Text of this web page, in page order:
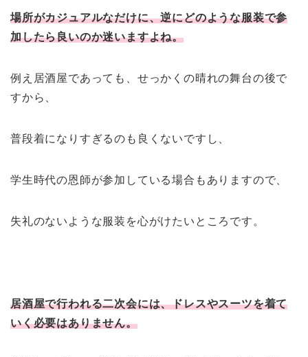
場所がカジュアルなだけに、逆にどのような服装で参
加したら良いのか迷いますよね。
例え居酒屋であっても、せっかくの晴れの舞台の後で
すから、
普段着になりすぎるのも良くないですし、
学生時代の恩師が参加している場合もありますので、
失礼のないような服装を心がけたいところです。
居酒屋で行われる二次会には、ドレスやスーツを着て
いく必要はありません。